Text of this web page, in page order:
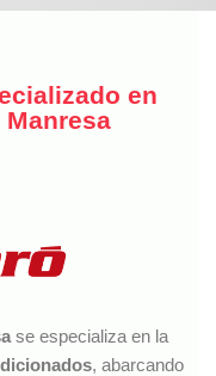
en
se especializa en la
, abarcando